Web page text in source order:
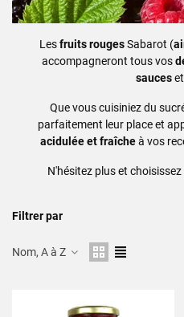
Lesfruits rougesSabarot (
accompagneront tous vos
sauceset
Que vous cuisiniez du
parfaitement leur place et
acidulée et fraîcheà vos
N'hésitez plus et
Filtrer par
Nom, A à Z